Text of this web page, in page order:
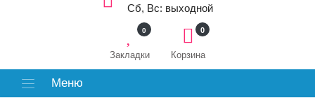
Сб, Вс: выходной
Закладки
0
Корзина
0
Меню